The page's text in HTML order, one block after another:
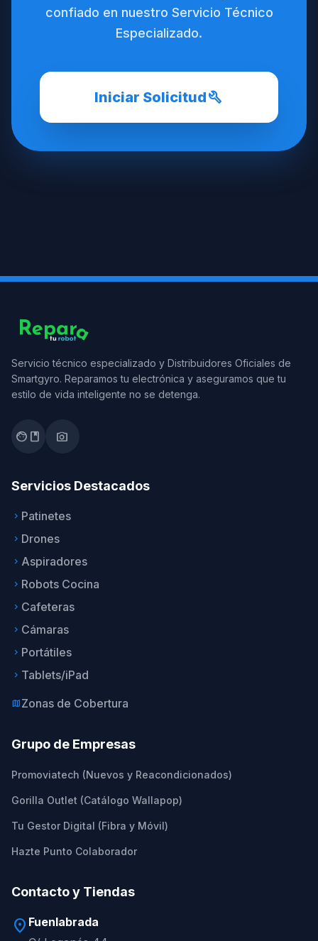
confiado en nuestro Servicio Técnico
Especializado.
Iniciar Solicitudbuild
Servicio técnico especializado y Distribuidores Oficiales de
Smartgyro. Reparamos tu electrónica y aseguramos que tu
estilo de vida inteligente no se detenga.
facebook photo_camera
Servicios Destacados
keyboard_arrow_right Patinetes
keyboard_arrow_right Drones
keyboard_arrow_right Aspiradores
keyboard_arrow_right Robots Cocina
keyboard_arrow_right Cafeteras
keyboard_arrow_right Cámaras
keyboard_arrow_right Portátiles
keyboard_arrow_right Tablets/iPad
mapZonas de Cobertura
Grupo de Empresas
Promoviatech (Nuevos y Reacondicionados)
Gorilla Outlet (Catálogo Wallapop)
Tu Gestor Digital (Fibra y Móvil)
Hazte Punto Colaborador
Contacto y Tiendas
location_on Fuenlabrada